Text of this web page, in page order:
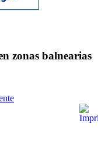
zonas balnearias